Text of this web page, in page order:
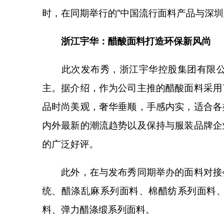
时，在同期举行的“中国流行面料产品与深
浙江宇华：醋酸面料打造环保新风尚
此次发布秀，浙江宇华控股集团有限公
主。据介绍，作为公司主推的醋酸面料采
品时尚美观，奢华垂顺，手感内实，适合
内外最新的潮流趋势以及保持与服装品牌
的广泛好评。
此外，在与发布秀同期举办的面料对接
统、醋涤乱麻系列面料、棉醋纺系列面料
料、弹力醋涤缎系列面料。